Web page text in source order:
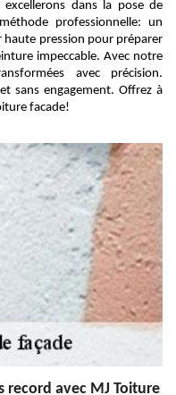
dans la pose de
professionnelle: un
pression pour préparer
impeccable. Avec notre
avec précision.
sans engagement. Offrez à
facade!
record avec MJ Toiture